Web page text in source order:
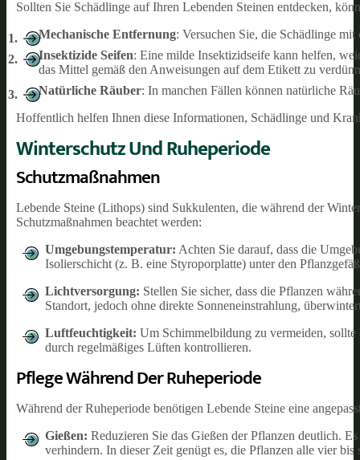
Sollten Sie Schädlinge auf Ihren Lebenden Steinen entdecken,
Mechanische Entfernung: Versuchen Sie, die Schädlinge
Insektizide Seifen: Eine milde Insektizidseife kann helfen,
das Mittel gemäß den Anweisungen auf dem Etikett zu
Natürliche Räuber: In manchen Fällen können natürliche
Hoffentlich helfen Ihnen diese Informationen, Schädlinge und
Winterschutz Und Ruheperiode
Schutzmaßnahmen
Lebende Steine (Lithops) sind Sukkulenten, die während der
Schutzmaßnahmen beachtet werden:
Umgebungstemperatur: Achten Sie darauf, dass die
Isolierschicht (z. B. eine Styroporplatte) unter den
Lichtversorgung: Stellen Sie sicher, dass die Pflanzen
Standort, jedoch ohne direkte Sonneneinstrahlung,
Luftfeuchtigkeit: Um Schimmelbildung zu vermeiden,
durch regelmäßiges Lüften kontrollieren.
Pflege Während Der Ruheperiode
Während der Ruheperiode benötigen Lebende Steine eine
Gießen: Reduzieren Sie das Gießen der Pflanzen deutlich.
verhindern. In dieser Zeit genügt es, die Pflanzen alle vier